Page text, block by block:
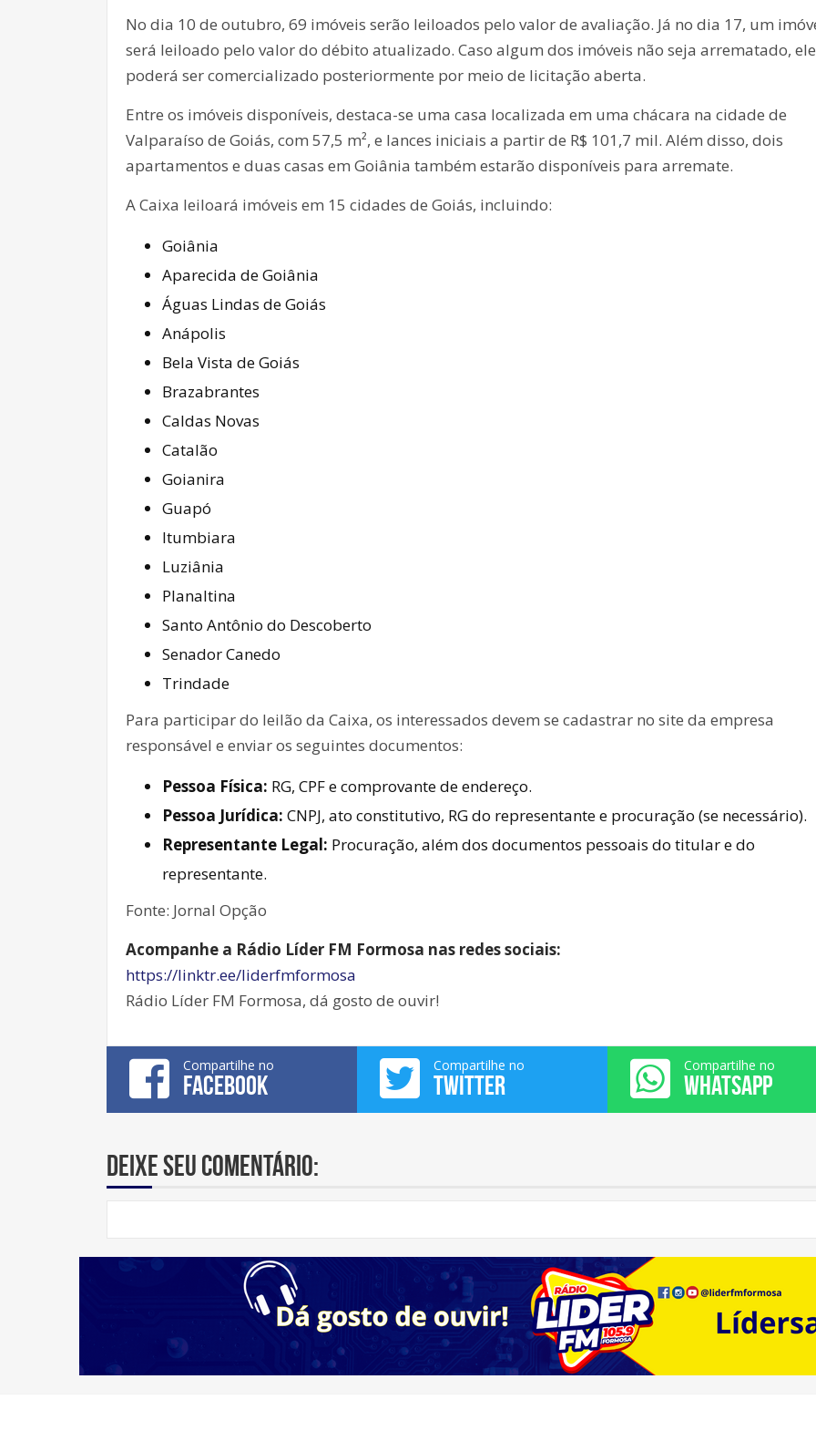
No dia 10 de outubro, 69 imóveis serão leiloados pelo valor de avaliação. Já no dia 17, um
será leiloado pelo valor do débito atualizado. Caso algum dos imóveis não seja arrematado, ele
poderá ser comercializado posteriormente por meio de licitação aberta.
Entre os imóveis disponíveis, destaca-se uma casa localizada em uma chácara na cidade de
Valparaíso de Goiás, com 57,5 m², e lances iniciais a partir de R$ 101,7 mil. Além disso, dois
apartamentos e duas casas em Goiânia também estarão disponíveis para arremate.
A Caixa leiloará imóveis em 15 cidades de Goiás, incluindo:
Goiânia
Aparecida de Goiânia
Águas Lindas de Goiás
Anápolis
Bela Vista de Goiás
Brazabrantes
Caldas Novas
Catalão
Goianira
Guapó
Itumbiara
Luziânia
Planaltina
Santo Antônio do Descoberto
Senador Canedo
Trindade
Para participar do leilão da Caixa, os interessados devem se cadastrar no site da empresa
responsável e enviar os seguintes documentos:
Pessoa Física: RG, CPF e comprovante de endereço.
Pessoa Jurídica: CNPJ, ato constitutivo, RG do representante e procuração (se necessário).
Representante Legal: Procuração, além dos documentos pessoais do titular e do
representante.
Fonte: Jornal Opção
Acompanhe a Rádio Líder FM Formosa nas redes sociais:
https://linktr.ee/liderfmformosa
Rádio Líder FM Formosa, dá gosto de ouvir!
Compartilhe no
FACEBOOK
Compartilhe no
TWITTER
Compartilhe no
WHATSAPP
Deixe seu comentário: